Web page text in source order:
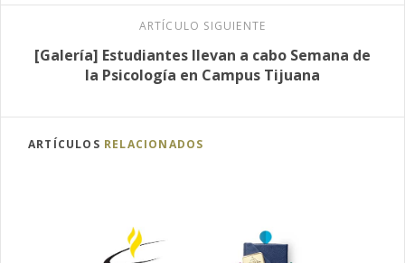
ARTÍCULO SIGUIENTE
[Galería] Estudiantes llevan a cabo Semana de
la Psicología en Campus Tijuana
ARTÍCULOS RELACIONADOS